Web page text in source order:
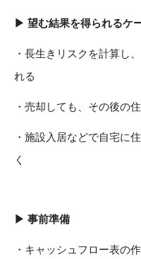
▶ 望む結果を得られるケ
・長生きリスクを計算し
れる
・売却しても、その後の
・施設入居などで自宅に
く
▶ 事前準備
・キャッシュフロー表の